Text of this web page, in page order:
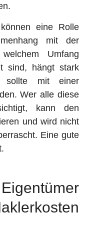
eine Rolle
mit der
Umfang
sind, hängt stark
sollte mit einer
Wer alle diese
kann den
und wird nicht
Eine gute